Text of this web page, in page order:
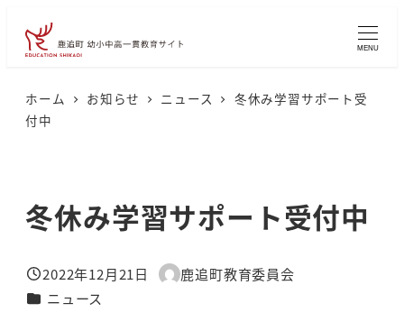
MENU
ホーム お知らせ ニュース
冬休み学習サポート受
付中
冬休み学習サポート受付中
投稿日
2022年12月21日
著
鹿追町教育委員会
カテゴリー
ニュース